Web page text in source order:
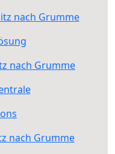
nach Grumme
nach Grumme
nach Grumme